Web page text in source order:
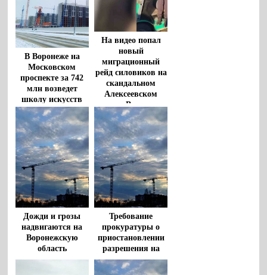
В Воронеже на
Московском
проспекте за 742
млн возведет
школу искусств
На видео попал
новый
миграционный
рейд силовиков на
скандальном
Алексеевском
рынке Воронежа
Дожди и грозы
надвигаются на
Воронежскую
область
Требование
прокуратуры о
приостановлении
разрешения на
стройку жилого
дома к